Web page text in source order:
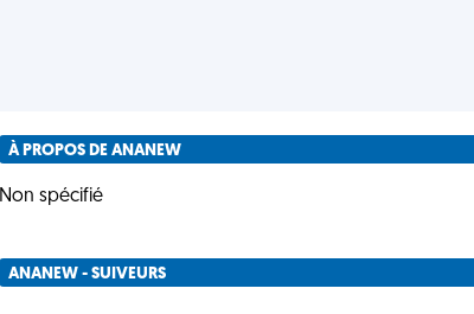
À PROPOS DE ANANEW
Non spécifié
ANANEW - SUIVEURS